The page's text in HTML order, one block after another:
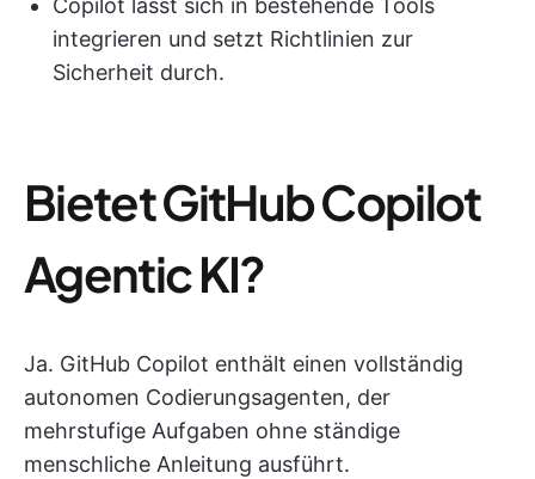
Copilot lässt sich in bestehende Tools
integrieren und setzt Richtlinien zur
Sicherheit durch.
Bietet GitHub Copilot
Agentic KI?
Ja. GitHub Copilot enthält einen vollständig
autonomen Codierungsagenten, der
mehrstufige Aufgaben ohne ständige
menschliche Anleitung ausführt.